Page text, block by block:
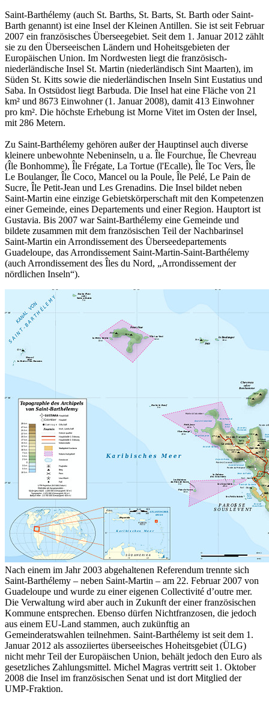
Saint-Barthélemy (auch St. Barths, St. Barts, St. Barth oder Saint-
Barth genannt) ist eine Insel der Kleinen Antillen. Sie ist seit Februar
2007 ein französisches Überseegebiet. Seit dem 1. Januar 2012 zählt
sie zu den Überseeischen Ländern und Hoheitsgebieten der
Europäischen Union. Im Nordwesten liegt die französisch-
niederländische Insel St. Martin (niederländisch Sint Maarten), im
Süden St. Kitts sowie die niederländischen Inseln Sint Eustatius und
Saba. In Ostsüdost liegt Barbuda. Die Insel hat eine Fläche von 21
km² und 8673 Einwohner (1. Januar 2008), damit 413 Einwohner
pro km². Die höchste Erhebung ist Morne Vitet im Osten der Insel,
mit 286 Metern.
Zu Saint-Barthélemy gehören außer der Hauptinsel auch diverse
kleinere unbewohnte Nebeninseln, u a. Île Fourchue, Île Chevreau
(Île Bonhomme), Île Frégate, La Tortue (l'Ecalle), Île Toc Vers, Île
Le Boulanger, Île Coco, Mancel ou la Poule, Île Pelé, Le Pain de
Sucre, Île Petit-Jean und Les Grenadins. Die Insel bildet neben
Saint-Martin eine einzige Gebietskörperschaft mit den Kompetenzen
einer Gemeinde, eines Departements und einer Region. Hauptort ist
Gustavia. Bis 2007 war Saint-Barthélemy eine Gemeinde und
bildete zusammen mit dem französischen Teil der Nachbarinsel
Saint-Martin ein Arrondissement des Überseedepartements
Guadeloupe, das Arrondissement Saint-Martin-Saint-Barthélemy
(auch Arrondissement des Îles du Nord, „Arrondissement der
nördlichen Inseln“).
Nach einem im Jahr 2003 abgehaltenen Referendum trennte sich
Saint-Barthélemy – neben Saint-Martin – am 22. Februar 2007 von
Guadeloupe und wurde zu einer eigenen Collectivité d’outre mer.
Die Verwaltung wird aber auch in Zukunft der einer französischen
Kommune entsprechen. Ebenso dürfen Nichtfranzosen, die jedoch
aus einem EU-Land stammen, auch zukünftig an
Gemeinderatswahlen teilnehmen. Saint-Barthélemy ist seit dem 1.
Januar 2012 als assoziiertes überseeisches Hoheitsgebiet (ÜLG)
nicht mehr Teil der Europäischen Union, behält jedoch den Euro als
gesetzliches Zahlungsmittel. Michel Magras vertritt seit 1. Oktober
2008 die Insel im französischen Senat und ist dort Mitglied der
UMP-Fraktion.